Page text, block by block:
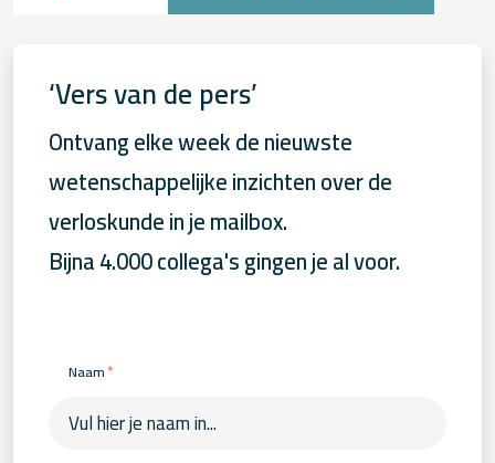
‘Vers van de pers’
Ontvang elke week de nieuwste
wetenschappelijke inzichten over de
verloskunde in je mailbox.
Bijna 4.000 collega's gingen je al voor.
Naam*